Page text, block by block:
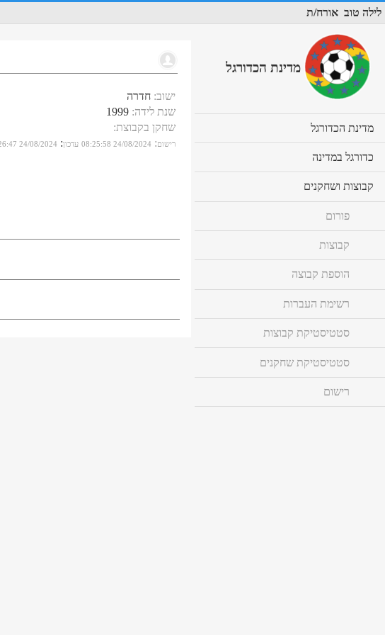
לילה טוב אורח/ת
ישוב: חדרה
שנת לידה:
1999
שחקן בקבוצת:
רישום:
24/08/2024 08:25:58 עדכון:
24/08/2024 08:26:47
מדינת הכדורגל
מדינת הכדורגל
to
כדורגל במדינה
to
קבוצות ושחקנים
to
פורום
קבוצות
הוספת קבוצה
רשימת העברות
סטטיסטיקת קבוצות
סטטיסטיקת שחקנים
רישום